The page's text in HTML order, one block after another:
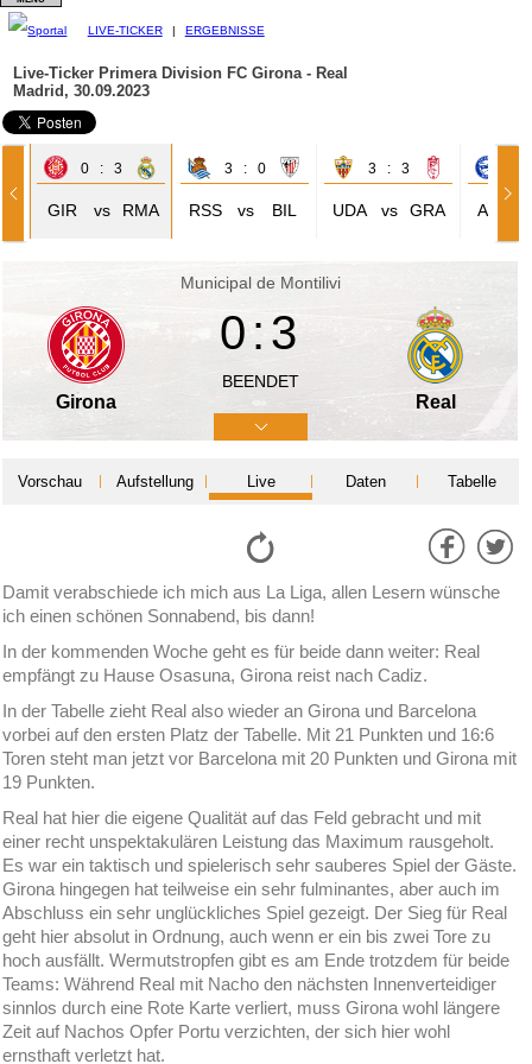
LIVE-TICKER | ERGEBNISSE
Live-Ticker Primera Division FC Girona - Real
Madrid, 30.09.2023
0 : 3
GIR vs RMA
3 : 0
RSS vs BIL
3 : 3
UDA vs GRA ALA
Municipal de Montilivi
Girona
0:3
BEENDET
Real
Vorschau Aufstellung Live Daten Tabelle
Damit verabschiede ich mich aus La Liga, allen Lesern wünsche
ich einen schönen Sonnabend, bis dann!
In der kommenden Woche geht es für beide dann weiter: Real
empfängt zu Hause Osasuna, Girona reist nach Cadiz.
In der Tabelle zieht Real also wieder an Girona und Barcelona
vorbei auf den ersten Platz der Tabelle. Mit 21 Punkten und 16:6
Toren steht man jetzt vor Barcelona mit 20 Punkten und Girona mit
19 Punkten.
Real hat hier die eigene Qualität auf das Feld gebracht und mit
einer recht unspektakulären Leistung das Maximum rausgeholt.
Es war ein taktisch und spielerisch sehr sauberes Spiel der Gäste.
Girona hingegen hat teilweise ein sehr fulminantes, aber auch im
Abschluss ein sehr unglückliches Spiel gezeigt. Der Sieg für Real
geht hier absolut in Ordnung, auch wenn er ein bis zwei Tore zu
hoch ausfällt. Wermutstropfen gibt es am Ende trotzdem für beide
Teams: Während Real mit Nacho den nächsten Innenverteidiger
sinnlos durch eine Rote Karte verliert, muss Girona wohl längere
Zeit auf Nachos Opfer Portu verzichten, der sich hier wohl
ernsthaft verletzt hat.